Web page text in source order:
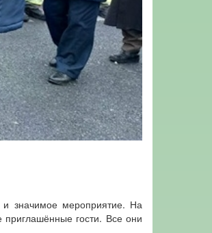
значимое мероприятие. На
приглашённые гости. Все они